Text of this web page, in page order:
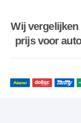
Wij vergelijken
prijs voor